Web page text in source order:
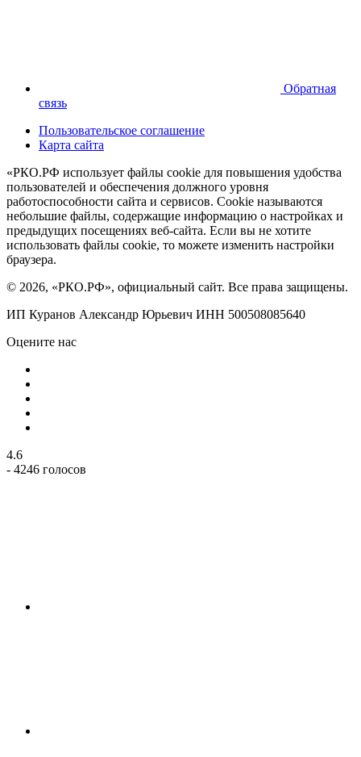
Обратная
связь
Пользовательское соглашение
Карта сайта
«РКО.РФ использует файлы cookie для повышения удобства
пользователей и обеспечения должного уровня
работоспособности сайта и сервисов. Cookie называются
небольшие файлы, содержащие информацию о настройках и
предыдущих посещениях веб-сайта. Если вы не хотите
использовать файлы cookie, то можете изменить настройки
браузера.
© 2026, «РКО.РФ», официальный сайт. Все права защищены.
ИП Куранов Александр Юрьевич ИНН 500508085640
Оцените нас
4.6
- 4246 голосов